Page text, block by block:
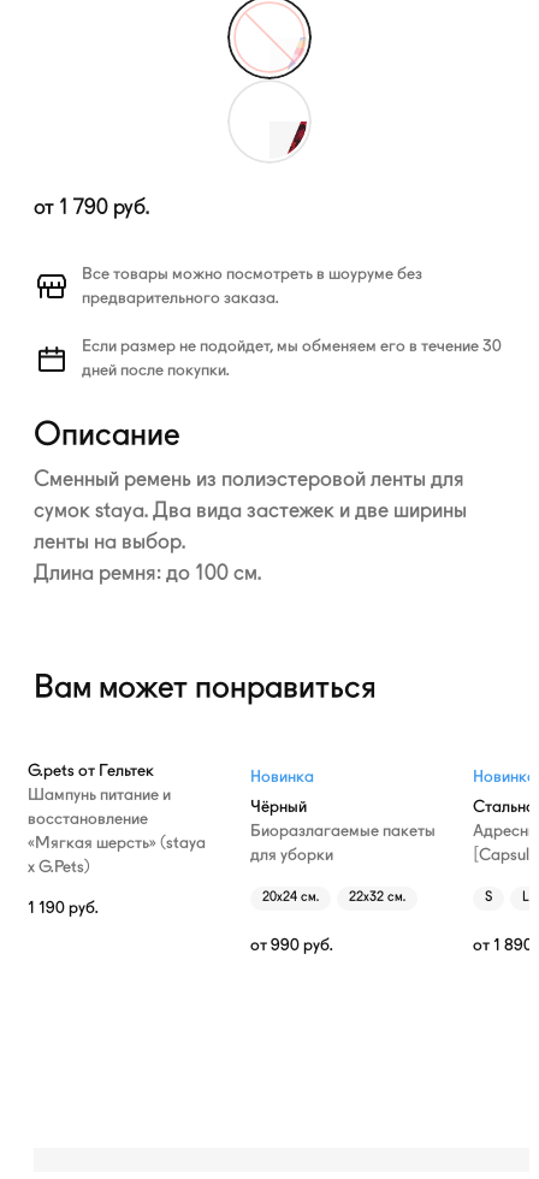
от 1 790 руб.
Все товары можно посмотреть в шоуруме без
предварительного заказа.
Если размер не подойдет, мы обменяем его в течение 30
дней после покупки.
Описание
Сменный ремень из полиэстеровой ленты для
сумок staya. Два вида застежек и две ширины
ленты на выбор.
Длина ремня: до 100 см.
Вам может понравиться
G.pets от Гельтек
Шампунь питание и
восстановление
«Мягкая шерсть» (staya
х G.Pets)
1 190 руб.
Новинка
Чёрный
Биоразлагаемые пакеты
для уборки
20х24 см. 22х32 см.
от 990 руб.
Новинка
S L
от 1 890